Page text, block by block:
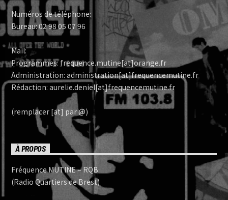
Numéros de téléphone:
Bureau: 02 98 05 07 96
Mail:
Programmes: frequence.mutine[at]orange.fr
Administration: administration[at]frequencemutine.fr
Rédaction: aurelie.deniel[at]frequencemutine.fr
(remplacer [at] par @)
À PROPOS
Fréquence MUTINE – RQB
(Radio Quartiers de Brest)